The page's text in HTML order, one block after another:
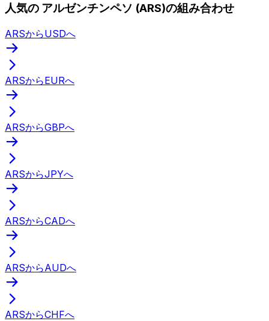
人気の アルゼンチンペソ (ARS)の組み合わせ
ARSからUSDへ
ARSからEURへ
ARSからGBPへ
ARSからJPYへ
ARSからCADへ
ARSからAUDへ
ARSからCHFへ